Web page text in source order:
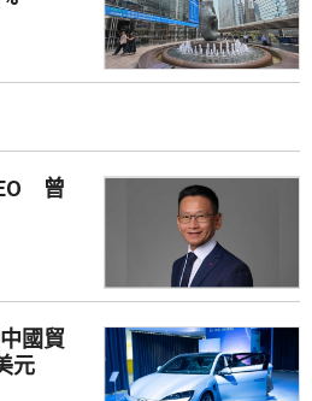
曾
國貿
元